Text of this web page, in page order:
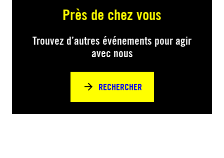
Près de chez vous
Trouvez d’autres événements pour agir
avec nous
RECHERCHER